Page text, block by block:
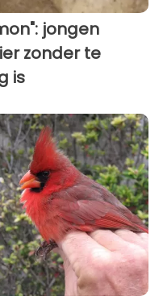
jongen
zonder te
is